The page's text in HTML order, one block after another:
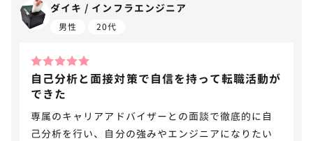
ダイキ / インフラエンジニア
男性 20代
自己分析と面接対策で自信を持って転職活動が
できた
専属のキャリアアドバイザーとの面談で徹底的に自
己分析を行い、自分の強みやエンジニアになりたい